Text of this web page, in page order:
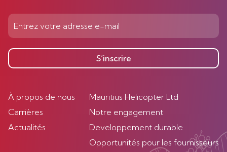
S’inscrire
À propos de nous
Carrières
Actualités
Mauritius Helicopter Ltd
Notre engagement
Developpement durable
Opportunités pour les fournisseurs